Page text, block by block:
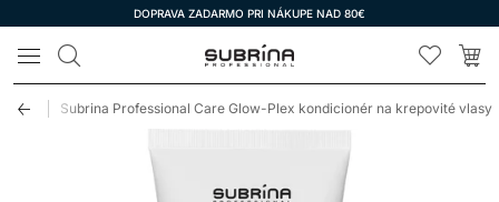
DOPRAVA ZADARMO PRI NÁKUPE NAD 80€
LOMAX
Subrina Professional Care Glow-Plex kondicionér na krepovité vlasy